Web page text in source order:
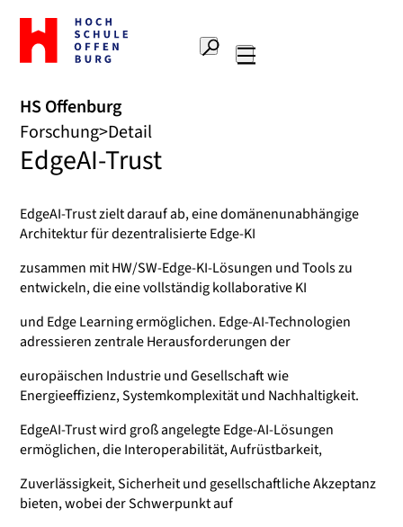
Zur
Startseite
Hochschule
Suche
HS Offenburg
Forschung Detail
EdgeAI-Trust
EdgeAI-Trust zielt darauf ab, eine domänenunabhängige
Architektur für dezentralisierte Edge-KI
zusammen mit HW/SW-Edge-KI-Lösungen und Tools zu
entwickeln, die eine vollständig kollaborative KI
und Edge Learning ermöglichen. Edge-AI-Technologien
adressieren zentrale Herausforderungen der
europäischen Industrie und Gesellschaft wie
Energieeffizienz, Systemkomplexität und Nachhaltigkeit.
EdgeAI-Trust wird groß angelegte Edge-AI-Lösungen
ermöglichen, die Interoperabilität, Aufrüstbarkeit,
Zuverlässigkeit, Sicherheit und gesellschaftliche Akzeptanz
bieten, wobei der Schwerpunkt auf